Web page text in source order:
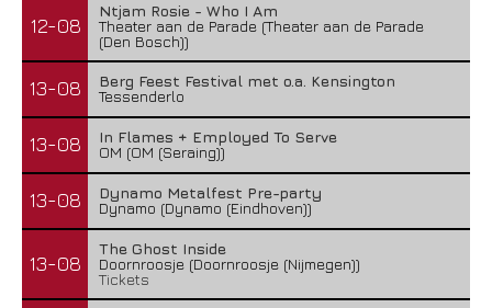
12-08
Ntjam Rosie - Who I Am
Theater aan de Parade (Theater aan de Parade
(Den Bosch))
13-08
Berg Feest Festival met o.a. Kensington
Tessenderlo
13-08
In Flames + Employed To Serve
OM (OM (Seraing))
13-08
Dynamo Metalfest Pre-party
Dynamo (Dynamo (Eindhoven))
13-08
The Ghost Inside
Doornroosje (Doornroosje (Nijmegen))
Tickets